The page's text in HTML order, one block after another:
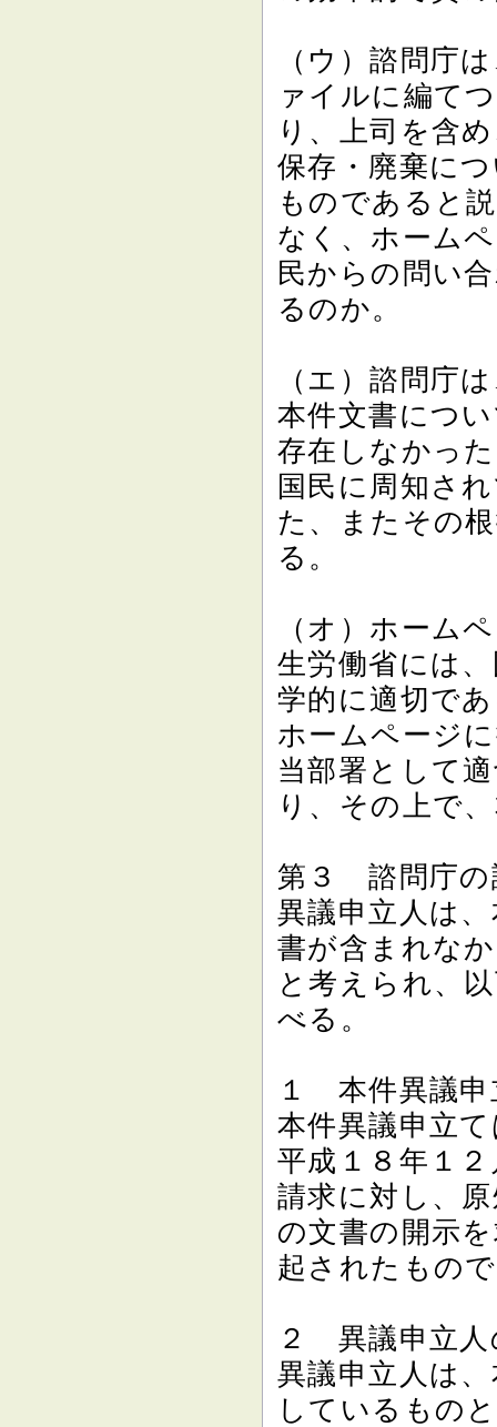
（ウ）諮問庁
ァイルに編て
り、上司を含
保存・廃棄に
ものであると
なく、ホーム
民からの問い
るのか。
（エ）諮問庁
本件文書につ
存在しなかっ
国民に周知さ
た、またその
る。
（オ）ホーム
生労働省には
学的に適切で
ホームページ
当部署として
り、その上で
第３ 諮問庁の
異議申立人は
書が含まれな
と考えられ、
べる。
１ 本件異議申
本件異議申立
平成１８年１
請求に対し、
の文書の開示
起されたもの
２ 異議申立人
異議申立人は
しているもの